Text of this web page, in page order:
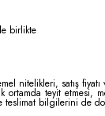
birlikte
nitelikleri, satış
teyit etmesi,
bilgilerini de